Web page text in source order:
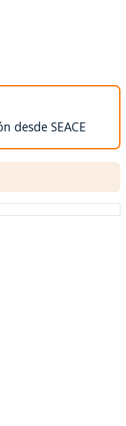
desde SEACE